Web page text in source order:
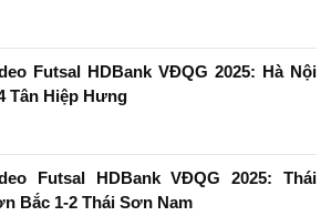
Futsal HDBank VĐQG 2025: Hà Nội
Tân Hiệp Hưng
Futsal HDBank VĐQG 2025: Thái
Bắc 1-2 Thái Sơn Nam